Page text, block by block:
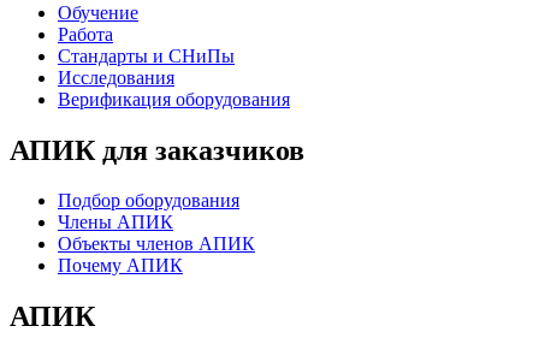
Обучение
Работа
Стандарты и СНиПы
Исследования
Верификация оборудования
АПИК для заказчиков
Подбор оборудования
Члены АПИК
Объекты членов АПИК
Почему АПИК
АПИК